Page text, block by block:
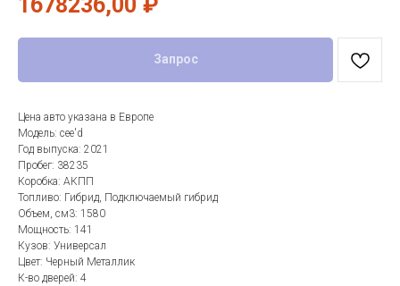
Запрос
Цена авто указана в Европе
Модель: cee'd
Год выпуска: 2021
Пробег: 38235
Коробка: АКПП
Топливо: Гибрид, Подключаемый гибрид
Объем, см3: 1580
Мощность: 141
Кузов: Универсал
Цвет: Черный Металлик
К-во дверей: 4